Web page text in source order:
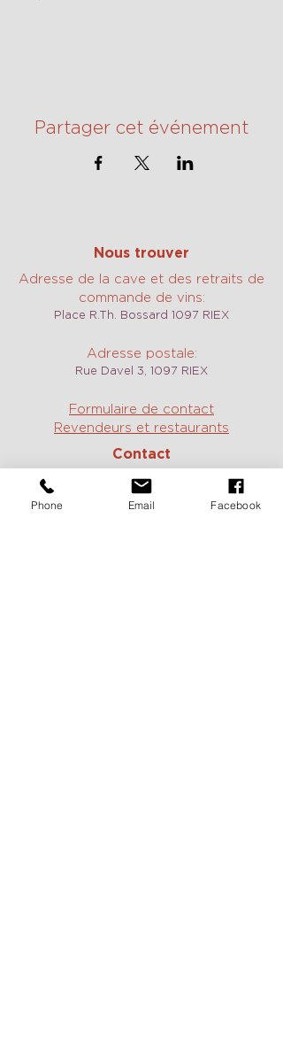
Partager cet événement
Nous trouver
Adresse de la cave et des retraits de
commande de vins:
Place R.Th. Bossard 1097 RIEX
Adresse postale:
Rue Davel 3, 1097 RIEX
Formulaire de contact
Revendeurs et restaurants
Contact
Domaine et commandes:
+41 79 717 61 14
E-mail:
contact@domaine-duboux.ch
Phone Email Facebook